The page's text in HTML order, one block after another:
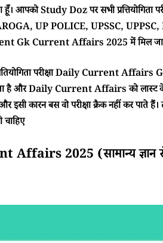
आपको Study Doz पर सभी प्रत्तियोगिता
UP POLICE, UPSSC, UPPSC,
Gk Current Affairs 2025 में मिल
परीक्षा Daily Current Affairs
है और Daily Current Affairs को लास्ट
कारन बस वो परीक्षा क्रैक नहीं कर पाते
2025 (सामान्य ज्ञान